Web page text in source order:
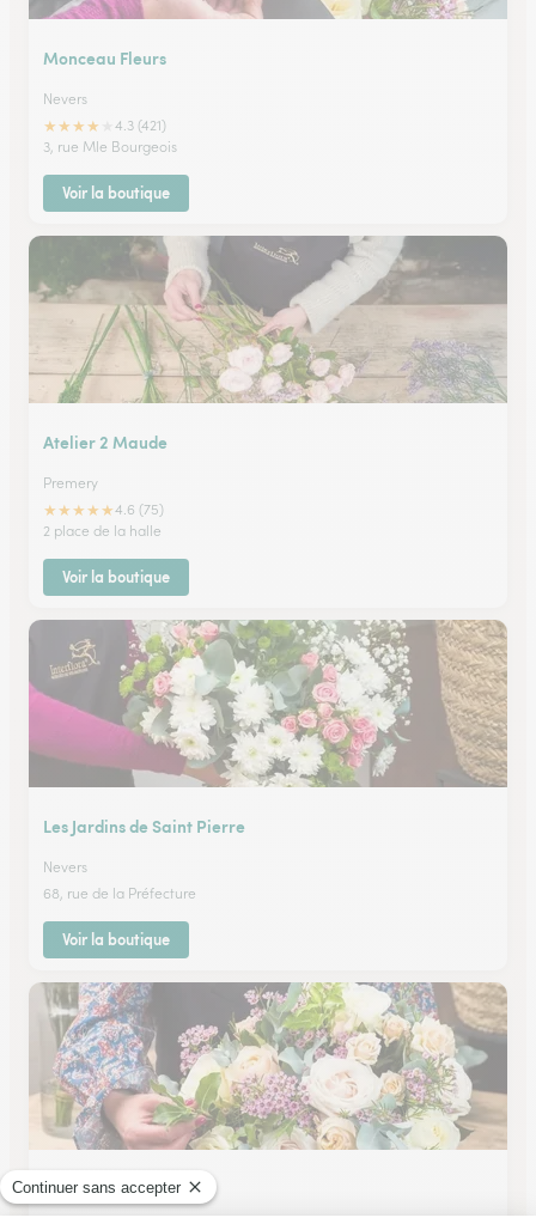
Monceau Fleurs
Nevers
★★★★
4.3 (421)
3, rue Mle Bourgeois
Voir la boutique
Atelier 2 Maude
Premery
★★★★★4.6 (75)
2 place de la halle
Voir la boutique
Les Jardins de Saint Pierre
Nevers
68, rue de la Préfecture
Voir la boutique
Fleurs de Baugy